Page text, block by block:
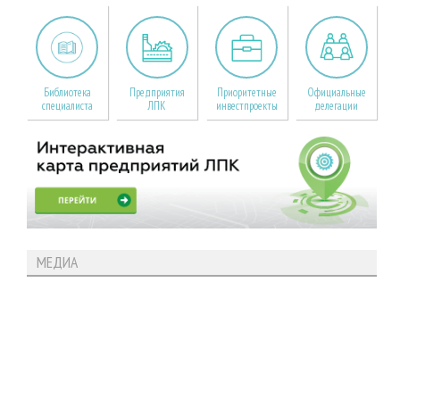
Библиотека
специалиста
Предприятия
ЛПК
Приоритетные
инвестпроекты
Официальные
делегации
МЕДИА